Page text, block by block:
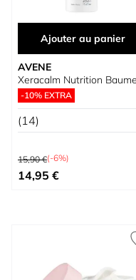
Ajouter au panier
AVENE
Xeracalm Nutrition Baume
-10% EXTRA
(14)
Prix normal
15,90 €(-6%)
Prix spécial
14,95 €